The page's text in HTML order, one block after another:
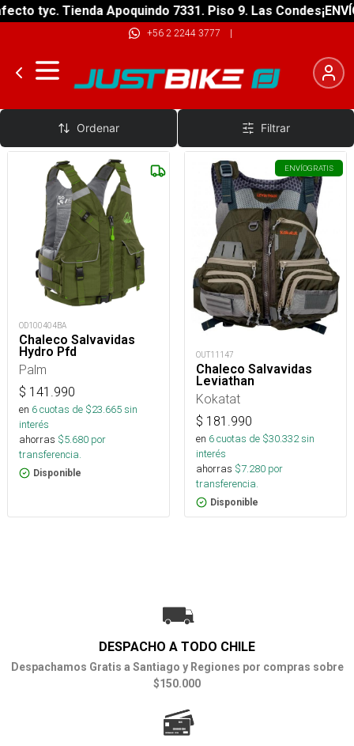
tyc. Tienda Apoquindo 7331. Piso 9. Las Condes
+56 2 2244 3777 |
Pesca
Ordenar Filtrar
OD100404BA
Chaleco Salvavidas
Hydro Pfd
Palm
$ 141.990
en 6cuotas de $23.665sin
interés
ahorras $5.680 por
transferencia.
Disponible
ENVÍOGRATIS
OUT11147
Chaleco Salvavidas
Leviathan
Kokatat
$ 181.990
en 6cuotas de $30.332sin
interés
ahorras $7.280 por
transferencia.
Disponible
DESPACHO A TODO CHILE
Despachamos Gratis a Santiago y Regiones por compras sobre
$150.000